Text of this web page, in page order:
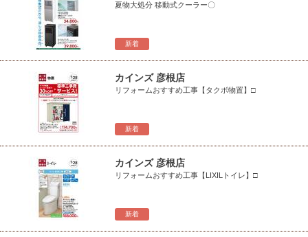
新着
夏物大処分 移動式クーラー〇
新着
カインズ 彦根店
リフォームおすすめ工事【タクボ物置】□
新着
カインズ 彦根店
リフォームおすすめ工事【LIXILトイレ】□